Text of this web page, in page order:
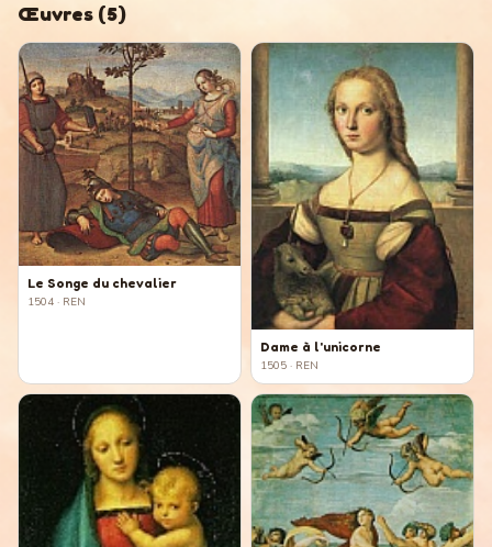
Œuvres (5)
Le Songe du chevalier
1504 · REN
Dame à l'unicorne
1505 · REN